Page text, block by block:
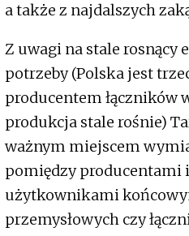
a także z najdalszych
Z uwagi na stale rosnący
potrzeby (Polska jest
producentem łączników
produkcja stale rośnie)
ważnym miejscem
pomiędzy producentami
użytkownikami
przemysłowych czy